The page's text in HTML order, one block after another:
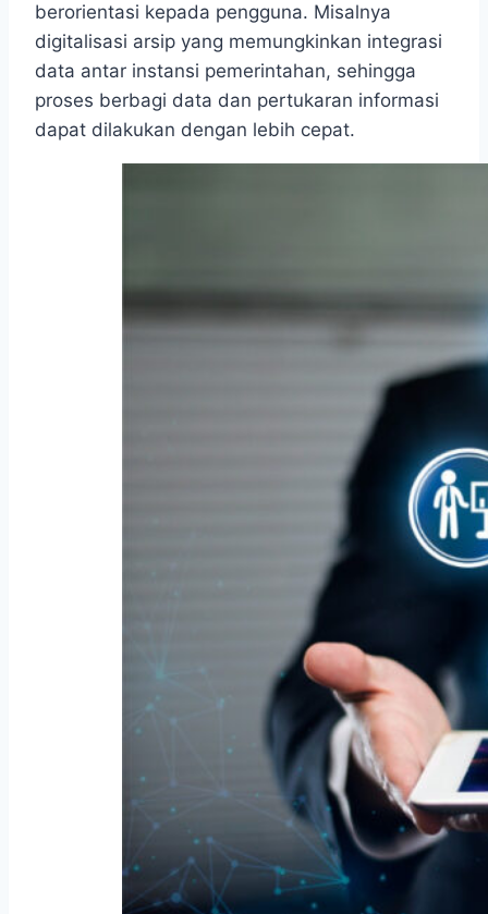
berorientasi kepada pengguna. Misalnya
digitalisasi arsip yang memungkinkan integrasi
data antar instansi pemerintahan, sehingga
proses berbagi data dan pertukaran informasi
dapat dilakukan dengan lebih cepat.